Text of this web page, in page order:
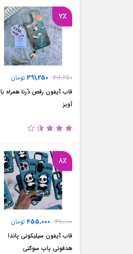
7٪
416,250
391,250 تومان
قاب آیفون رقص دُرنا همراه با
آویز
8٪
490,000
455,000تومان
قاب آیفون سیلیکونی پاندا
هدفونی پاپ سوکتی